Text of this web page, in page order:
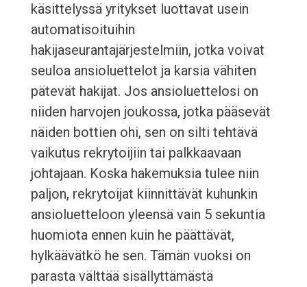
käsittelyssä yritykset luottavat usein
automatisoituihin
hakijaseurantajärjestelmiin, jotka voivat
seuloa ansioluettelot ja karsia vähiten
pätevät hakijat. Jos ansioluettelosi on
niiden harvojen joukossa, jotka pääsevät
näiden bottien ohi, sen on silti tehtävä
vaikutus rekrytoijiin tai palkkaavaan
johtajaan. Koska hakemuksia tulee niin
paljon, rekrytoijat kiinnittävät kuhunkin
ansioluetteloon yleensä vain 5 sekuntia
huomiota ennen kuin he päättävät,
hylkäävätkö he sen. Tämän vuoksi on
parasta välttää sisällyttämästä